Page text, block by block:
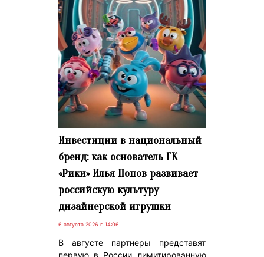
Инвестиции в национальный
бренд: как основатель ГК
«Рики» Илья Попов развивает
российскую культуру
дизайнерской игрушки
6 августа 2026 г. 14:06
В августе партнеры представят
первую в России лимитированную